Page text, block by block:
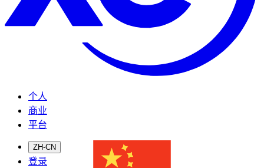
个人
商业
平台
ZH-CN
登录